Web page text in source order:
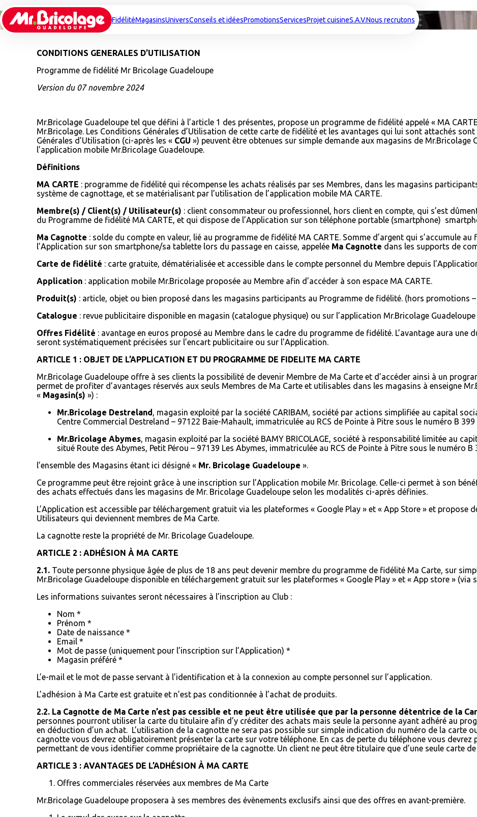
FidélitéMagasinsUniversConseils et idéesPromotionsServicesProjet cuisineS.A.V.Nous recrutons
cgu
CONDITIONS GENERALES D’UTILISATION
Programme de fidélité Mr Bricolage Guadeloupe
Version du 07 novembre 2024
Mr.Bricolage Guadeloupe tel que défini à l’article 1 des présentes, propose un programme de fidélité appelé « MA
Mr.Bricolage. Les Conditions Générales d’Utilisation de cette carte de fidélité et les avantages qui lui sont attachés
Générales d’Utilisation (ci-après les « CGU ») peuvent être obtenues sur simple demande aux magasins de Mr.Bricolage
l’application mobile Mr.Bricolage Guadeloupe.
Définitions
MA CARTE : programme de fidélité qui récompense les achats réalisés par ses Membres, dans les magasins
système de cagnottage, et se matérialisant par l’utilisation de l’application mobile MA CARTE.
Membre(s) / Client(s) / Utilisateur(s) : client consommateur ou professionnel, hors client en compte, qui s’est
du Programme de fidélité MA CARTE, et qui dispose de l’Application sur son téléphone portable (smartphone)
Ma Cagnotte : solde du compte en valeur, lié au programme de fidélité MA CARTE. Somme d’argent qui s’accumule
l’Application sur son smartphone/sa tablette lors du passage en caisse, appelée Ma Cagnotte dans les supports de
Carte de fidélité : carte gratuite, dématérialisée et accessible dans le compte personnel du Membre depuis
Application : application mobile Mr.Bricolage proposée au Membre afin d’accéder à son espace MA CARTE.
Produit(s) : article, objet ou bien proposé dans les magasins participants au Programme de fidélité. (hors promotions –
Catalogue : revue publicitaire disponible en magasin (catalogue physique) ou sur l’application Mr.Bricolage
Offres Fidélité : avantage en euros proposé au Membre dans le cadre du programme de fidélité. L’avantage aura une
seront systématiquement précisées sur l’encart publicitaire ou sur l’Application.
ARTICLE 1 : OBJET DE L’APPLICATION ET DU PROGRAMME DE FIDELITE MA CARTE
Mr.Bricolage Guadeloupe offre à ses clients la possibilité de devenir Membre de Ma Carte et d’accéder ainsi à un
permet de profiter d’avantages réservés aux seuls Membres de Ma Carte et utilisables dans les magasins à enseigne
« Magasin(s) ») :
Mr.Bricolage Destreland, magasin exploité par la société CARIBAM, société par actions simplifiée au capital
Centre Commercial Destreland – 97122 Baie-Mahault, immatriculée au RCS de Pointe à Pitre sous le numéro B
Mr.Bricolage Abymes, magasin exploité par la société BAMY BRICOLAGE, société à responsabilité limitée au
situé Route des Abymes, Petit Pérou – 97139 Les Abymes, immatriculée au RCS de Pointe à Pitre sous le numéro
l’ensemble des Magasins étant ici désigné « Mr. Bricolage Guadeloupe ».
Ce programme peut être rejoint grâce à une inscription sur l’Application mobile Mr. Bricolage. Celle-ci permet à son
des achats effectués dans les magasins de Mr. Bricolage Guadeloupe selon les modalités ci-après définies.
L’Application est accessible par téléchargement gratuit via les plateformes « Google Play » et « App Store » et propose
Utilisateurs qui deviennent membres de Ma Carte.
La cagnotte reste la propriété de Mr. Bricolage Guadeloupe.
ARTICLE 2 : ADHÉSION À MA CARTE
2.1. Toute personne physique âgée de plus de 18 ans peut devenir membre du programme de fidélité Ma Carte, sur
Mr.Bricolage Guadeloupe disponible en téléchargement gratuit sur les plateformes « Google Play » et « App store » (via
Les informations suivantes seront nécessaires à l’inscription au Club :
Nom *
Prénom *
Date de naissance *
Email *
Mot de passe (uniquement pour l’inscription sur l’Application) *
Magasin préféré *
L’e-mail et le mot de passe servant à l’identification et à la connexion au compte personnel sur l’application.
L’adhésion à Ma Carte est gratuite et n’est pas conditionnée à l’achat de produits.
2.2. La Cagnotte de Ma Carte n’est pas cessible et ne peut être utilisée que par la personne détentrice de la
personnes pourront utiliser la carte du titulaire afin d’y créditer des achats mais seule la personne ayant adhéré au
en déduction d’un achat. L’utilisation de la cagnotte ne sera pas possible sur simple indication du numéro de la carte
cagnotte vous devrez obligatoirement présenter la carte sur votre téléphone. En cas de perte du téléphone vous devrez
permettant de vous identifier comme propriétaire de la cagnotte. Un client ne peut être titulaire que d’une seule carte
ARTICLE 3 : AVANTAGES DE L’ADHÉSION À MA CARTE
Offres commerciales réservées aux membres de Ma Carte
Mr.Bricolage Guadeloupe proposera à ses membres des évènements exclusifs ainsi que des offres en avant-première.